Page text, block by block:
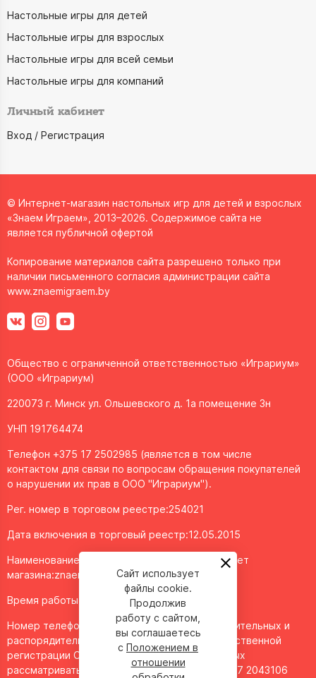
Настольные игры для детей
Настольные игры для взрослых
Настольные игры для всей семьи
Настольные игры для компаний
Личный кабинет
Вход / Регистрация
© Интернет-магазин настольных игр для детей и взрослых
«Знаем Играем», 2013–2026. Содержимое сайта не
является публичной офертой
Копирование материалов сайта разрешено только при
наличии письменного согласия администрации сайта
www.znaemigraem.by
Общество с ограниченной ответственностью «Играриум»
(ООО «Играриум)
220073 г. Минск ул. Ольшевского д. 1а помещение 3н
УНП 191764474
Телефон +375 17 2502985 (является в том числе
контактом для связи по вопросам обращения покупателей
о нарушении их прав в ООО "Играриум").
Рег. номер в торговом реестре:254021
Дата включения в торговый реестр:12.05.2015
Наименование объекта/доменное имя интернет
магазина:znaemigraem.by
Время работы: ежедневно с 11:00 до 20:00
Номер телефона работников местных исполнительных и
распорядительных органов по месту государственной
регистрации ООО "Играриум", уполномоченных
рассматривать обращения покупателей - 8 017 2043106
Сайт использует
файлы cookie.
Продолжив
работу с сайтом,
вы соглашаетесь
с Положением в
отношении